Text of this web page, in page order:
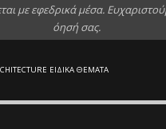
ται με εφεδρικά μέσα. Ευχαριστού
όησή σας.
ΕΙΔΙΚΆ ΘΈΜΑΤΑ